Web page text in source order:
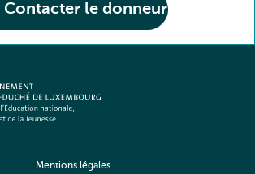
Contacter le donneur
Mentions légales